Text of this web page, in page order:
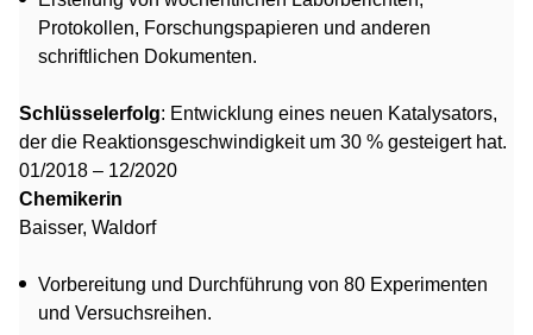
Protokollen, Forschungspapieren und anderen
schriftlichen Dokumenten.
Schlüsselerfolg: Entwicklung eines neuen Katalysators,
der die Reaktionsgeschwindigkeit um 30 % gesteigert hat.
01/2018 – 12/2020
Chemikerin
Baisser, Waldorf
Vorbereitung und Durchführung von 80 Experimenten
und Versuchsreihen.